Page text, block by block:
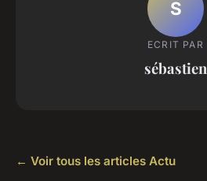
S
ECRIT PAR
sébastien
← Voir tous les articles Actu